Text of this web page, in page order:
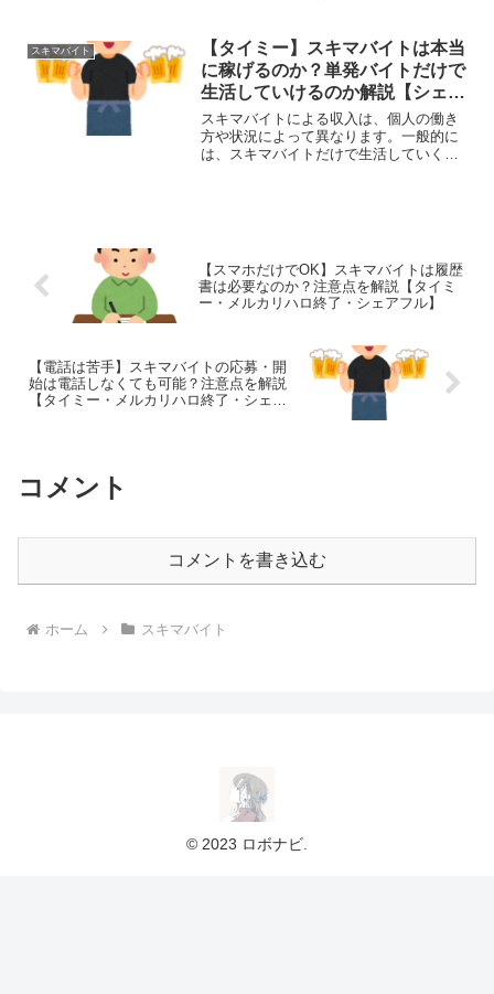
情報を探す際には、信頼性の高いサイト
や企業を選択するよ...
スキマバイト
【タイミー】スキマバイトは本当
に稼げるのか？単発バイトだけで
生活していけるのか解説【シェア
フル終了・メルカリハロ】
スキマバイトによる収入は、個人の働き
方や状況によって異なります。一般的に
は、スキマバイトだけで生活していくこ
【スマホだけでOK】スキマバイトは履歴
書は必要なのか？注意点を解説【タイミ
ー・メルカリハロ終了・シェアフル】
【電話は苦手】スキマバイトの応募・開
始は電話しなくても可能？注意点を解説
【タイミー・メルカリハロ終了・シェア
コメント
コメントを書き込む
ホーム スキマバイト
© 2023 ロボナビ.